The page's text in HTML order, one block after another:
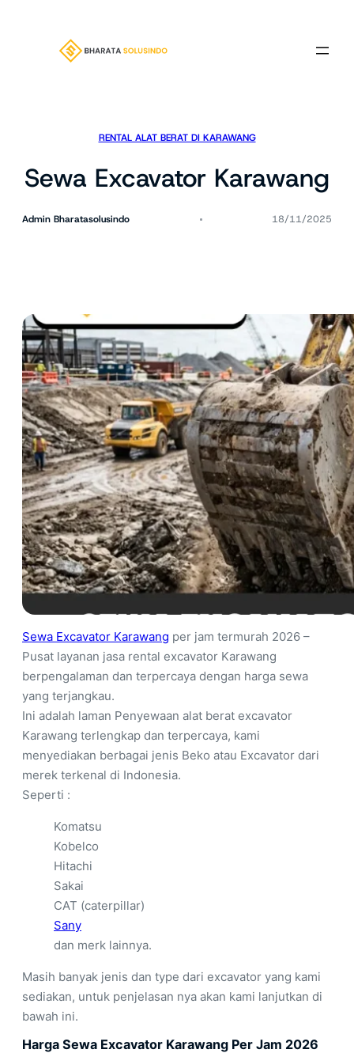
RENTAL ALAT BERAT DI KARAWANG
Sewa Excavator Karawang
Admin Bharatasolusindo 18/11/2025
Sewa Excavator Karawang per jam termurah 2026 –
Pusat layanan jasa rental excavator Karawang
berpengalaman dan terpercaya dengan harga sewa
yang terjangkau.
Ini adalah laman Penyewaan alat berat excavator
Karawang terlengkap dan terpercaya, kami
menyediakan berbagai jenis Beko atau Excavator dari
merek terkenal di Indonesia.
Seperti :
Komatsu
Kobelco
Hitachi
Sakai
CAT (caterpillar)
Sany
dan merk lainnya.
Masih banyak jenis dan type dari excavator yang kami
sediakan, untuk penjelasan nya akan kami lanjutkan di
bawah ini.
Harga Sewa Excavator Karawang Per Jam 2026